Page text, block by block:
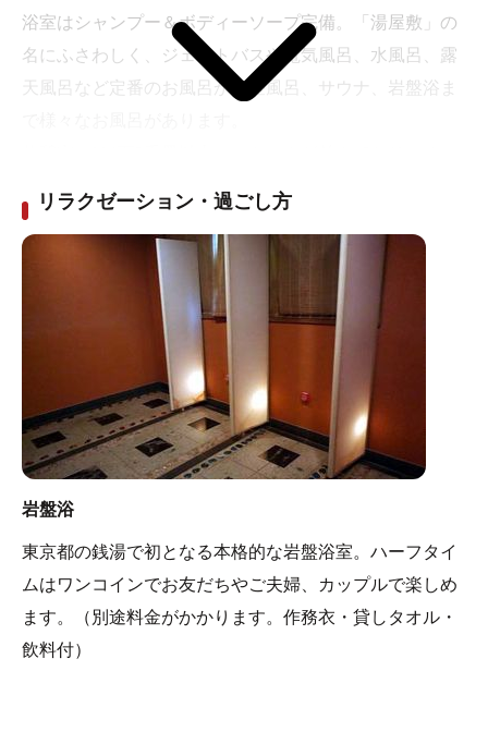
浴室はシャンプー＆ボディーソープ完備。「湯屋敷」の
名にふさわしく、ジェットバスや電気風呂、水風呂、露
天風呂など定番のお風呂から壷風呂、サウナ、岩盤浴ま
アルコール、ソフトクリーム、かき氷、スナックなどを
販売。
タオルなどもフロントで販売しているので、手ぶらでも
安心してお越しいただけます。
リラクゼーション・過ごし方
岩盤浴
東京都の銭湯で初となる本格的な岩盤浴室。ハーフタイ
ムはワンコインでお友だちやご夫婦、カップルで楽しめ
ます。（別途料金がかかります。作務衣・貸しタオル・
飲料付）